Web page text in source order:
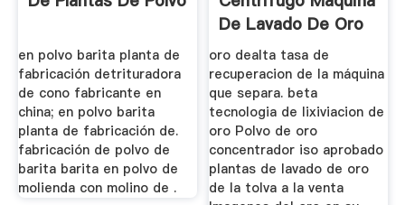
en polvo barita planta de
fabricación detrituradora
de cono fabricante en
china; en polvo barita
planta de fabricación de.
fabricación de polvo de
barita barita en polvo de
molienda con molino de .
De Lavado De Oro
oro dealta tasa de
recuperacion de la máquina
que separa. beta
tecnologia de lixiviacion de
oro Polvo de oro
concentrador iso aprobado
plantas de lavado de oro
de la tolva a la venta